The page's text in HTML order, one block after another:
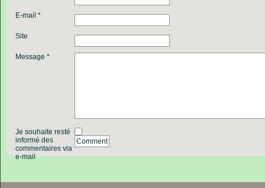
E-mail *
Site
Message *
Je souhaite resté
informé des
commentaires via
e-mail
Comment